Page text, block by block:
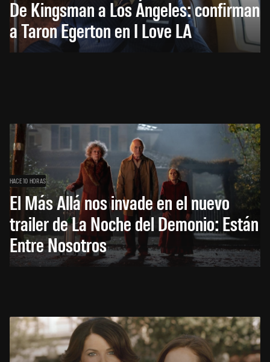
De Kingsman a Los Ángeles: confirman
a Taron Egerton en I Love LA
HACE 10 HORAS
El Más Allá nos invade en el nuevo
trailer de La Noche del Demonio: Están
Entre Nosotros